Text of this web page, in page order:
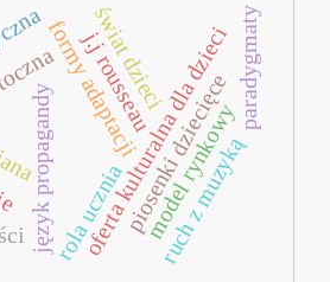
formy adaptacji
język propagandyoferta kulturalna dla dzieci
piosenki dziecięce
rola ucznia
paradygmaty
model rynkowy
j.j rousseau
świat dzieci
ruch z muzyką